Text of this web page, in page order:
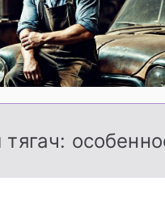
тягач: